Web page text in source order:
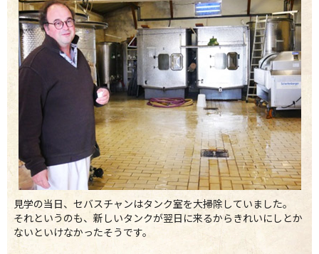
見学の当日、セバスチャンはタンク室を大掃除していました。
それというのも、新しいタンクが翌日に来るからきれいにしとか
ないといけなかったそうです。